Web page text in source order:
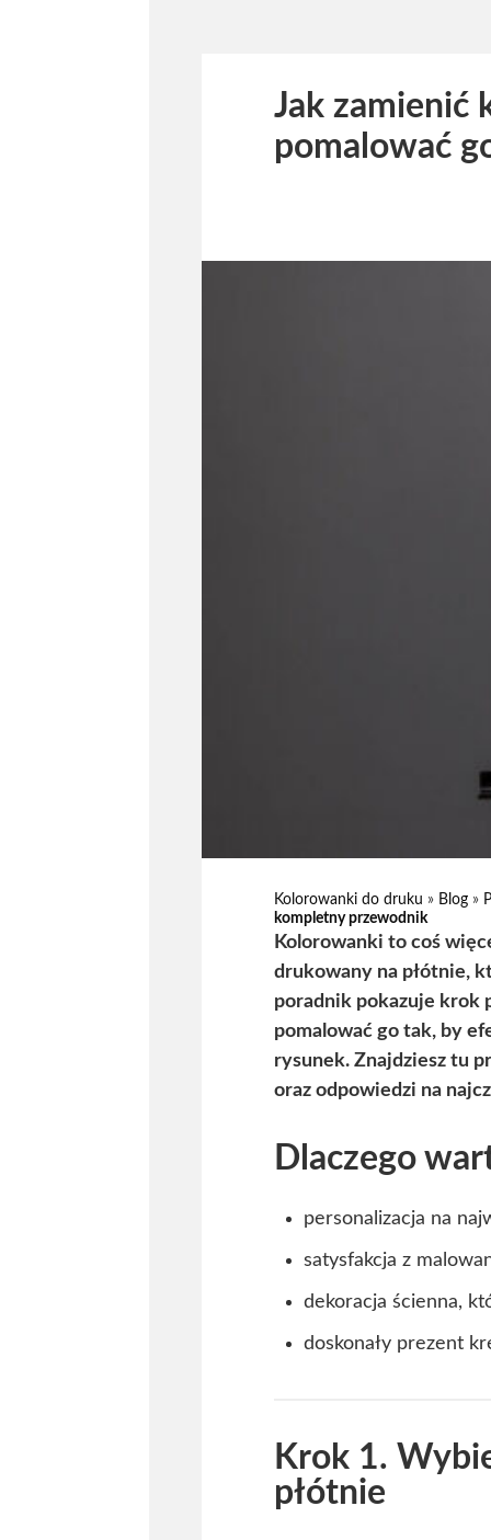
Jak zamienić
pomalować
Kolorowanki do druku » Blog »
kompletny przewodnik
Kolorowanki to coś
drukowany na płótnie,
poradnik pokazuje krok
pomalować go tak, by
rysunek. Znajdziesz tu
oraz odpowiedzi na
Dlaczego
personalizacja na
satysfakcja z
dekoracja ścienna,
doskonały prezent
Krok 1.
płótnie